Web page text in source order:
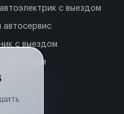
автоэлектрик с выездом
автосервис
с выездом
грузовым